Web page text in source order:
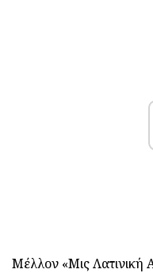
Μέλλον «Μις Λατινική